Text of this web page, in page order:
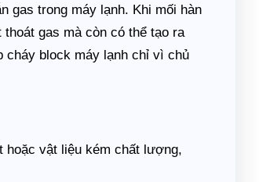
gas trong máy lạnh. Khi mối hàn
gas mà còn có thể tạo ra
cháy block máy lạnh chỉ vì chủ
hoặc vật liệu kém chất lượng,